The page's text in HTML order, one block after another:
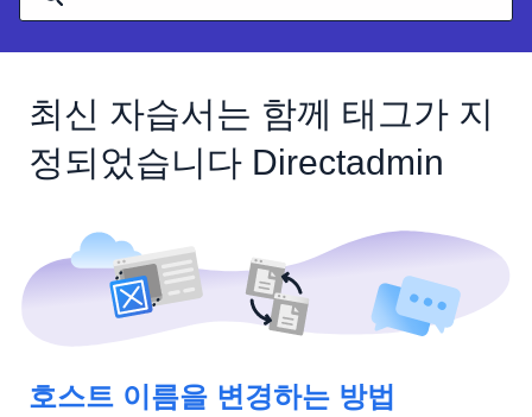
최신 자습서는 함께 태그가 지
정되었습니다 Directadmin
호스트 이름을 변경하는 방법